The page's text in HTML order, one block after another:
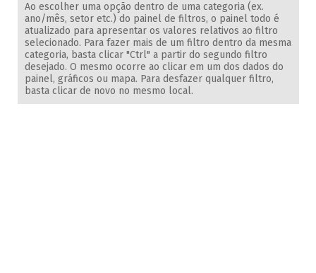
Ao escolher uma opção dentro de uma categoria (ex.
ano/mês, setor etc.) do painel de filtros, o painel todo é
atualizado para apresentar os valores relativos ao filtro
selecionado. Para fazer mais de um filtro dentro da mesma
categoria, basta clicar "Ctrl" a partir do segundo filtro
desejado. O mesmo ocorre ao clicar em um dos dados do
painel, gráficos ou mapa. Para desfazer qualquer filtro,
basta clicar de novo no mesmo local.